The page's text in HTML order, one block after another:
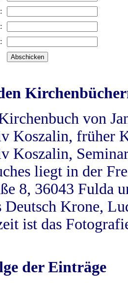
von
Koszalin, früher
Koszalin,
liegt in der
8, 36043 Fulda
Deutsch Krone,
ist das
der Einträge